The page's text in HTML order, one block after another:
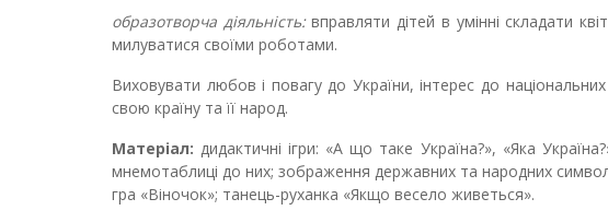
образотворча діяльність:вправляти дітей в умінні складати
милуватися своїми роботами.
Виховувати любов і повагу до України, інтерес до
свою країну та її народ.
Матеріал: дидактичні ігри: «А що таке Україна?», «Яка
мнемотаблиці до них; зображення державних та народних
гра «Віночок»; танець-руханка «Якщо весело живеться».